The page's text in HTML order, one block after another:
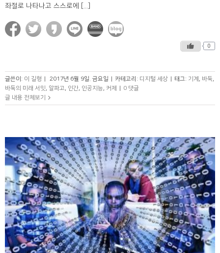
좌절로 나타나고 스스로에 [...]
0
글쓴이: 이 길형 | 2017년 6월 9일. 금요일 | 카테고리: 디지털 세상 | 태그: 기계 바둑
바둑의 미래 서밋
알파고 인간 인공지능 커제 | 0 댓글
글 내용 전체보기